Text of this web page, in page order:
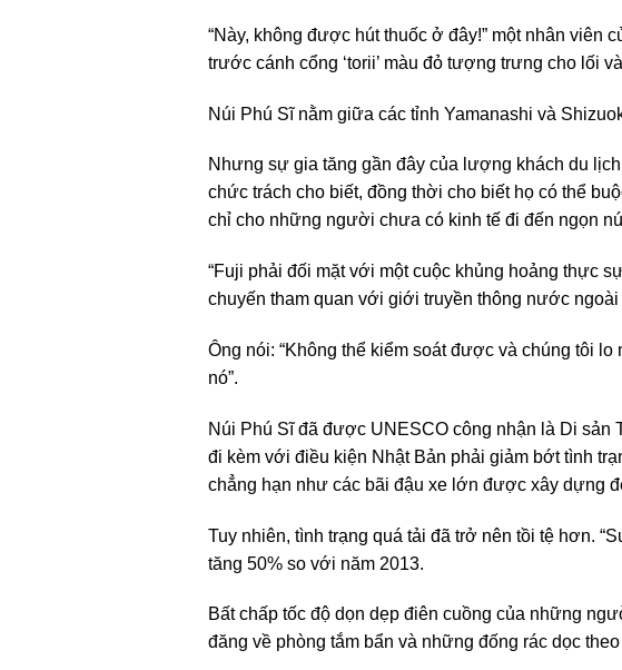
“Này, không được hút thuốc ở đây!” một nhân
trước cánh cổng ‘torii’ màu đỏ tượng trưng cho lối
Núi Phú Sĩ nằm giữa các tỉnh Yamanashi và
Nhưng sự gia tăng gần đây của lượng khách du
chức trách cho biết, đồng thời cho biết họ có thể
chỉ cho những người chưa có kinh tế đi đến ngọn
“Fuji phải đối mặt với một cuộc khủng hoảng thực
chuyến tham quan với giới truyền thông nước
Ông nói: “Không thể kiểm soát được và chúng tôi
nó”.
Núi Phú Sĩ đã được UNESCO công nhận là Di
đi kèm với điều kiện Nhật Bản phải giảm bớt tình
chẳng hạn như các bãi đậu xe lớn được xây dựng
Tuy nhiên, tình trạng quá tải đã trở nên tồi tệ hơn.
tăng 50% so với năm 2013.
Bất chấp tốc độ dọn dẹp điên cuồng của những
đăng về phòng tắm bẩn và những đống rác dọc